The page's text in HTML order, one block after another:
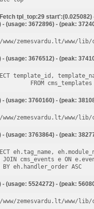
tpl_top:29
- (usage: 3672896) - (peak:
www/zemesvardu.lt/
- (usage: 3676512) - (peak:
template_id,
- (usage: 3760160) - (peak:
www/zemesvardu.lt/
- (usage: 3763864) - (peak:
eh.tag_name,
- (usage: 5524272) - (peak:
www/zemesvardu.lt/www/